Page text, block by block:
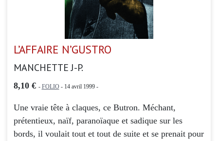
L’AFFAIRE N’GUSTRO
MANCHETTE J-P.
8,10 € - FOLIO- 14 avril 1999 -
Une vraie tête à claques, ce Butron. Méchant,
prétentieux, naïf, paranoïaque et sadique sur les
bords, il voulait tout et tout de suite et se prenait pour